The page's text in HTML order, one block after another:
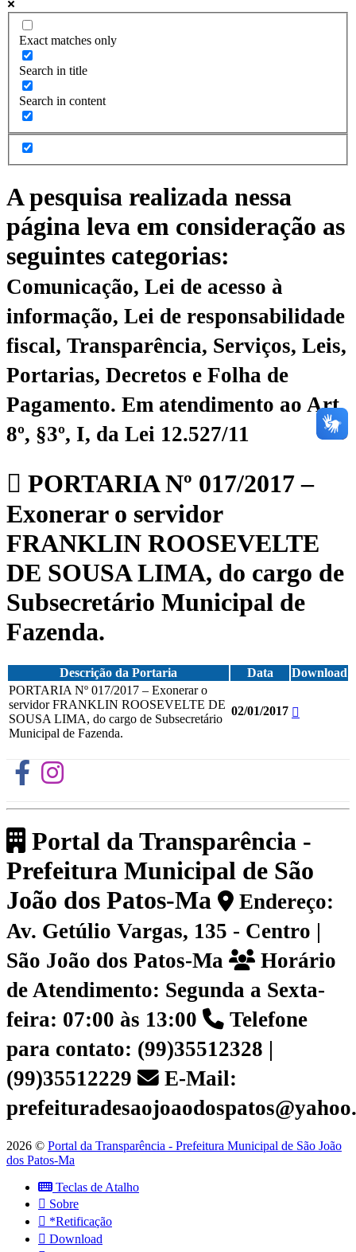
Exact matches only
Search in title
Search in content
A pesquisa realizada nessa
página leva em consideração as
seguintes categorias:
Comunicação, Lei de acesso à
informação, Lei de responsabilidade
fiscal, Transparência, Serviços, Leis,
Portarias, Decretos e Folha de
Pagamento. Em atendimento ao Art.
8º, §3º, I, da Lei 12.527/11
PORTARIA Nº 017/2017 –
Exonerar o servidor
FRANKLIN ROOSEVELTE
DE SOUSA LIMA, do cargo de
Subsecretário Municipal de
Fazenda.
Descrição da Portaria Data
Download
PORTARIA Nº 017/2017 – Exonerar o
servidor FRANKLIN ROOSEVELTE DE
SOUSA LIMA, do cargo de Subsecretário
Municipal de Fazenda.
02/01/2017
Portal da Transparência -
Prefeitura Municipal de São
João dos Patos-Ma
Endereço:
Av. Getúlio Vargas, 135 - Centro |
São João dos Patos-Ma
Horário
de Atendimento: Segunda a Sexta-
feira: 07:00 às 13:00
Telefone
para contato: (99)35512328 |
(99)35512229
E-Mail:
2026 © Portal da Transparência - Prefeitura Municipal de São João
dos Patos-Ma
Teclas de Atalho
Sobre
*Retificação
Download